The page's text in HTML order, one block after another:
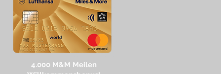
4.000 M&M Meilen